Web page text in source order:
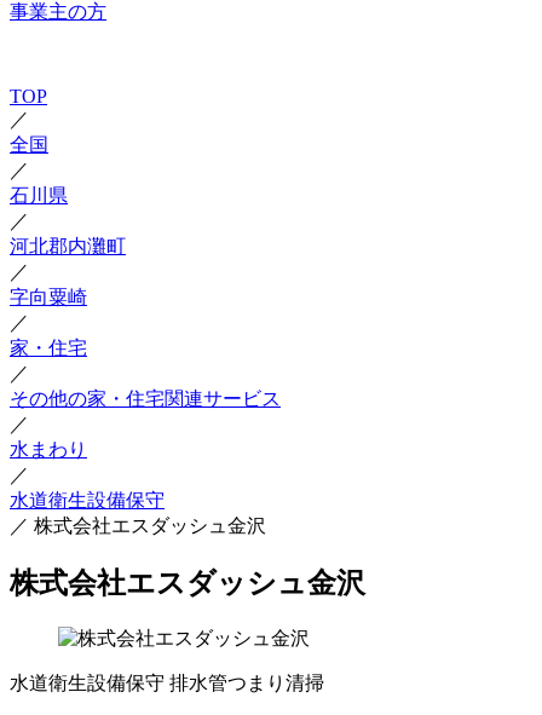
事業主の方
TOP
／
全国
／
石川県
／
河北郡内灘町
／
字向粟崎
／
家・住宅
／
その他の家・住宅関連サービス
／
水まわり
／
水道衛生設備保守
／ 株式会社エスダッシュ金沢
株式会社エスダッシュ金沢
水道衛生設備保守 排水管つまり清掃